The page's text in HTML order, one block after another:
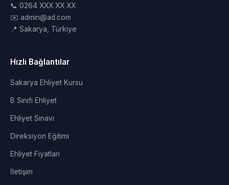
📞 0264 XXX XX XX
✉️ admin@ad.com
📍 Sakarya, Türkiye
Hızlı Bağlantılar
Sakarya Ehliyet Kursu
B Sınıfı Ehliyet
Ehliyet Sınavı
Direksiyon Eğitimi
Ehliyet Fiyatları
İletişim